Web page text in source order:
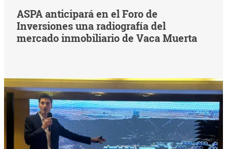
ASPA anticipará en el Foro de
Inversiones una radiografía del
mercado inmobiliario de Vaca Muerta